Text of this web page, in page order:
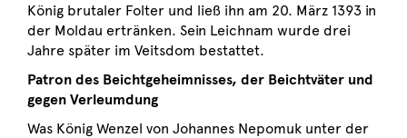
König brutaler Folter und ließ ihn am 20. März 1393 in
der Moldau ertränken. Sein Leichnam wurde drei
Jahre später im Veitsdom bestattet.
Patron des Beichtgeheimnisses, der Beichtväter und
gegen Verleumdung
Was König Wenzel von Johannes Nepomuk unter der